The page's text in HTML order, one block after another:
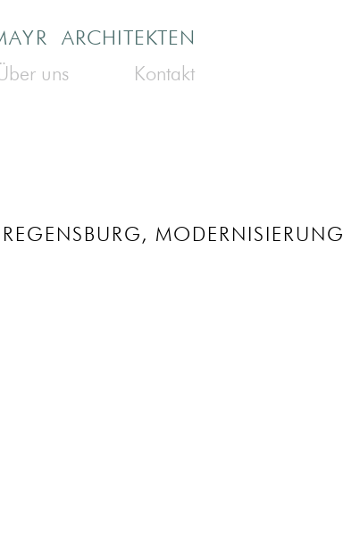
ARCHITEKTEN
uns Kontakt
MODERNISIERUNG